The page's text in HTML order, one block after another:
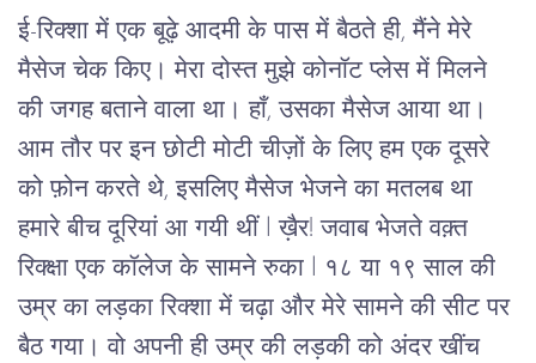
ई-रिक्शा में एक बूढ़े आदमी के पास में बैठते ही, मैंने मेरे
मैसेज चेक किए। मेरा दोस्त मुझे कोनॉट प्लेस में मिलने
की जगह बताने वाला था। हाँ, उसका मैसेज आया था।
आम तौर पर इन छोटी मोटी चीज़ों के लिए हम एक दूसरे
को फ़ोन करते थे, इसलिए मैसेज भेजने का मतलब था
हमारे बीच दूरियां आ गयी थीं l ख़ैर! जवाब भेजते वक़्त
रिक्क्षा एक कॉलेज के सामने रुका l १८ या १९ साल की
उम्र का लड़का रिक्शा में चढ़ा और मेरे सामने की सीट पर
बैठ गया। वो अपनी ही उम्र की लड़की को अंदर खींच